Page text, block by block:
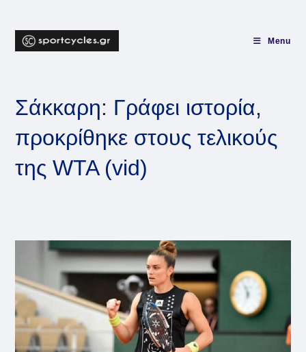
content
Menu
Σάκκαρη: Γράφει ιστορία,
προκρίθηκε στους τελικούς
της WTA (vid)